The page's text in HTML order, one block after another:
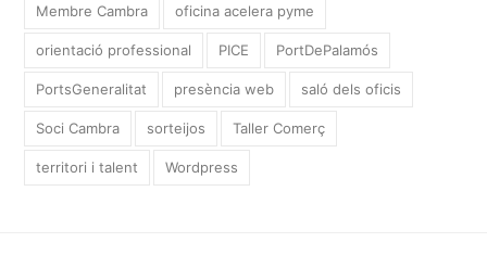
Membre Cambra oficina acelera pyme
orientació professional PICE PortDePalamós
PortsGeneralitat presència web saló dels oficis
Soci Cambra sorteijos Taller Comerç
territori i talent Wordpress